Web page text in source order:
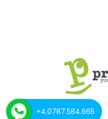
+4.0787.584.665